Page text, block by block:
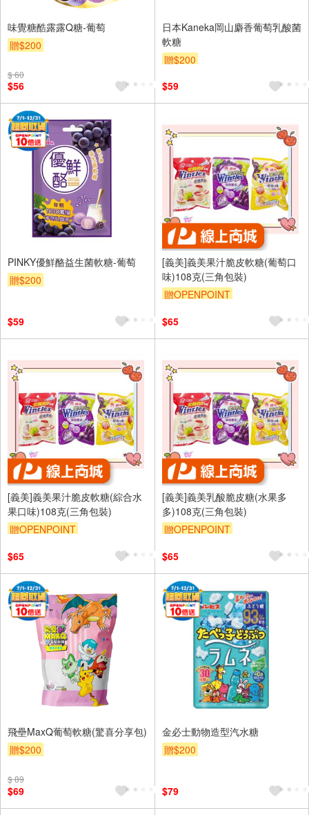
味覺糖酷露露Q糖-葡萄
贈$200
$ 60
$56
日本Kaneka岡山麝香葡萄乳酸菌
軟糖
贈$200
$59
PINKY優鮮酪益生菌軟糖-葡萄
贈$200
$59
[義美]義美果汁脆皮軟糖(葡萄口
味)108克(三角包裝)
贈OPENPOINT
$65
[義美]義美果汁脆皮軟糖(綜合水
果口味)108克(三角包裝)
贈OPENPOINT
$65
[義美]義美乳酸脆皮糖(水果多
多)108克(三角包裝)
贈OPENPOINT
$65
飛壘MaxQ葡萄軟糖(驚喜分享包)
贈$200
$ 89
$69
金必士動物造型汽水糖
贈$200
$79